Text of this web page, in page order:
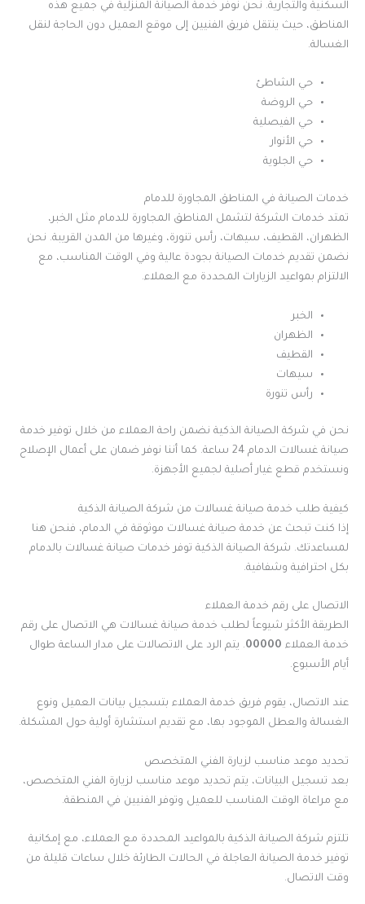
السكنية والتجارية. نحن نوفر خدمة الصيانة المنزلية في جميع هذه
المناطق، حيث ينتقل فريق الفنيين إلى موقع العميل دون الحاجة لنقل
الغسالة.
حي الشاطئ
حي الروضة
حي الفيصلية
حي الأنوار
حي الجلوية
خدمات الصيانة في المناطق المجاورة للدمام
تمتد خدمات الشركة لتشمل المناطق المجاورة للدمام مثل الخبر،
الظهران، القطيف، سيهات، رأس تنورة، وغيرها من المدن القريبة. نحن
نضمن تقديم خدمات الصيانة بجودة عالية وفي الوقت المناسب، مع
الالتزام بمواعيد الزيارات المحددة مع العملاء.
الخبر
الظهران
القطيف
سيهات
رأس تنورة
نحن في شركة الصيانة الذكية نضمن راحة العملاء من خلال توفير خدمة
صيانة غسالات الدمام 24 ساعة. كما أننا نوفر ضمان على أعمال الإصلاح
ونستخدم قطع غيار أصلية لجميع الأجهزة.
كيفية طلب خدمة صيانة غسالات من شركة الصيانة الذكية
إذا كنت تبحث عن خدمة صيانة غسالات موثوقة في الدمام، فنحن هنا
لمساعدتك. شركة الصيانة الذكية توفر خدمات صيانة غسالات بالدمام
بكل احترافية وشفافية.
الاتصال على رقم خدمة العملاء
الطريقة الأكثر شيوعاً لطلب خدمة صيانة غسالات هي الاتصال على رقم
خدمة العملاء 00000. يتم الرد على الاتصالات على مدار الساعة طوال
أيام الأسبوع.
عند الاتصال، يقوم فريق خدمة العملاء بتسجيل بيانات العميل ونوع
الغسالة والعطل الموجود بها، مع تقديم استشارة أولية حول المشكلة.
تحديد موعد مناسب لزيارة الفني المتخصص
بعد تسجيل البيانات، يتم تحديد موعد مناسب لزيارة الفني المتخصص،
مع مراعاة الوقت المناسب للعميل وتوفر الفنيين في المنطقة.
تلتزم شركة الصيانة الذكية بالمواعيد المحددة مع العملاء، مع إمكانية
توفير خدمة الصيانة العاجلة في الحالات الطارئة خلال ساعات قليلة من
وقت الاتصال.